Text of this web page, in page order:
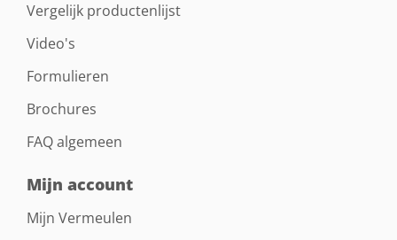
Vergelijk productenlijst
Video's
Formulieren
Brochures
FAQ algemeen
Mijn account
Mijn Vermeulen